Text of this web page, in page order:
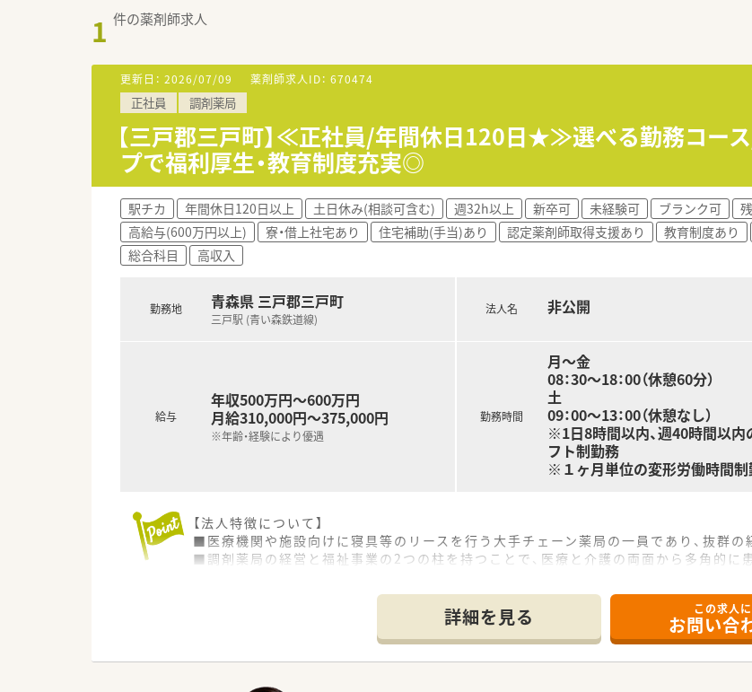
1 件の薬剤師求人
更新日： 2026/07/09 薬剤師求人ID： 670474
正社員 調剤薬局
【三戸郡三戸町】≪正社員/年間休日120日★≫選べる勤務コー
プで福利厚生・教育制度充実◎
駅チカ 年間休日120日以上 土日休み(相談可含む) 週32h以上 新卒可 未経験可 ブランク可
高給与(600万円以上)
寮・借上社宅あり 住宅補助(手当)あり 認定薬剤師取得支援あり 教育制度あり
総合科目
高収入
勤務地 青森県 三戸郡三戸町
三戸駅 (青い森鉄道線)
給与
年収500万円～600万円
月給310,000円～375,000円
※年齢・経験により優遇
法人名 非公開
勤務時間
月～金
08：30～18：00（休憩60分）
土
09：00～13：00（休憩なし）
※1日8時間以内、週40時間以内
フト制勤務
※１ヶ月単位の変形労働時間制
【法人特徴について】
■医療機関や施設向けに寝具等のリースを行う大手チェーン薬局の一員であり、抜群の
■調剤薬局の経営と福祉事業の2つの柱を持つことで、医療と介護の両面から多角的に
■青森県三戸郡三戸町にあるこちらの店舗は、最寄りの青い森鉄道線三戸駅から徒歩
■内科や整形外科をはじめとする複数科目を広範囲に応需しており、1日あたり30枚か
■地域の基幹病院からの処方箋を中心に受け付けており、多様な症例に触れて経験を積
詳細を見る この求人に
お問い合